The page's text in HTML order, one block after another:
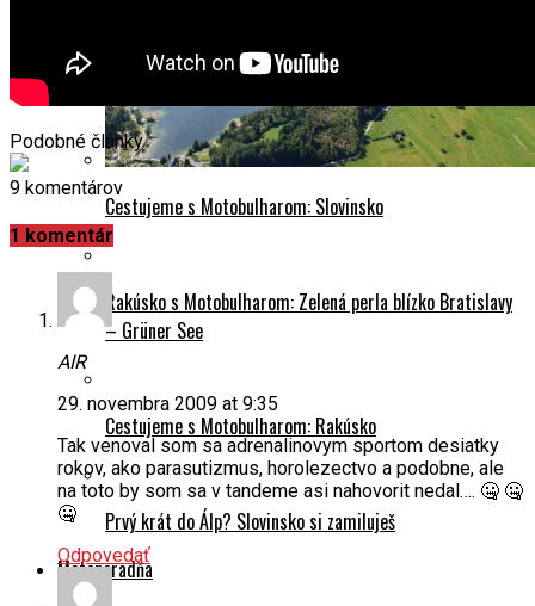
Cestujeme s Motobulharom: Slovinsko
Rakúsko s Motobulharom: Zelená perla blízko Bratislavy
– Grüner See
Cestujeme s Motobulharom: Rakúsko
Prvý krát do Álp? Slovinsko si zamiluješ
Motoporadňa
Podobné články
9 komentárov
1 komentár
AIR
29. novembra 2009 at 9:35
Tak venoval som sa adrenalinovym sportom desiatky
rokov, ako parasutizmus, horolezectvo a podobne, ale
na toto by som sa v tandeme asi nahovorit nedal…. 🤐 🤐
🤐
Odpovedať